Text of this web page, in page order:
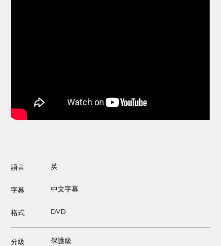
語言 英
字幕 中文字幕
格式 DVD
分級 保護級